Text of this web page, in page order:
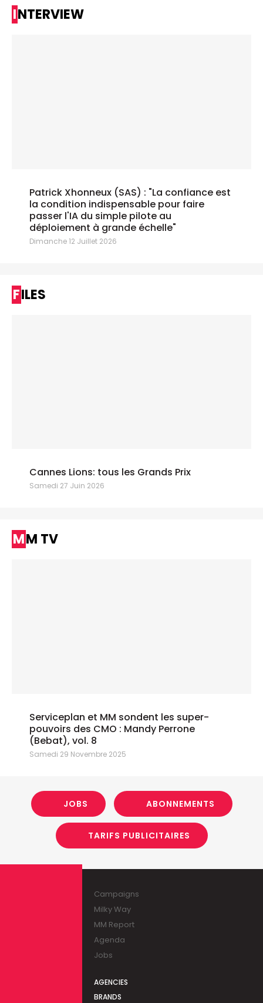
INTERVIEW
Patrick Xhonneux (SAS) : "La confiance est
la condition indispensable pour faire
passer l'IA du simple pilote au
déploiement à grande échelle"
Dimanche 12 Juillet 2026
FILES
Cannes Lions: tous les Grands Prix
Samedi 27 Juin 2026
MM TV
Serviceplan et MM sondent les super-
pouvoirs des CMO : Mandy Perrone
(Bebat), vol. 8
Samedi 29 Novembre 2025
JOBS ABONNEMENTS
TARIFS PUBLICITAIRES
Campaigns
Milky Way
MM Report
Agenda
Jobs
AGENCIES
BRANDS